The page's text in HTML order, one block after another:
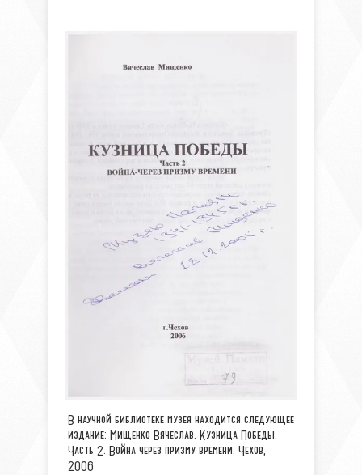
В научной библиотеке музея находится следующее
издание: Мищенко Вячеслав. Кузница Победы.
Часть 2. Война через призму времени. Чехов,
2006.